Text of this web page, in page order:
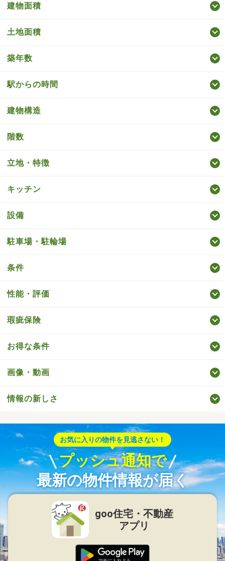
建物面積
土地面積
築年数
駅からの時間
建物構造
階数
立地・特徴
キッチン
設備
駐車場・駐輪場
条件
性能・評価
瑕疵保険
お得な条件
画像・動画
情報の新しさ
お気に入りの物件を見逃さない！
プッシュ通知で
最新の物件情報が届く
goo住宅・不動産
アプリ